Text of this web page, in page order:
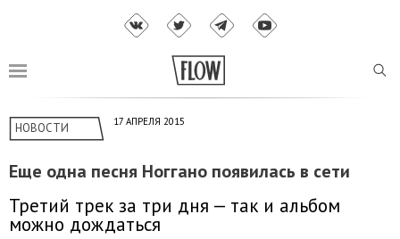
НОВОСТИ 17 АПРЕЛЯ 2015
Еще одна песня Ноггано появилась в сети
Третий трек за три дня — так и альбом
можно дождаться